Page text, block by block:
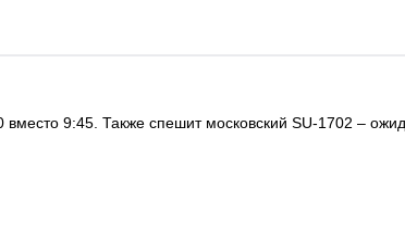
9:45. Также спешит московский SU-1702 –